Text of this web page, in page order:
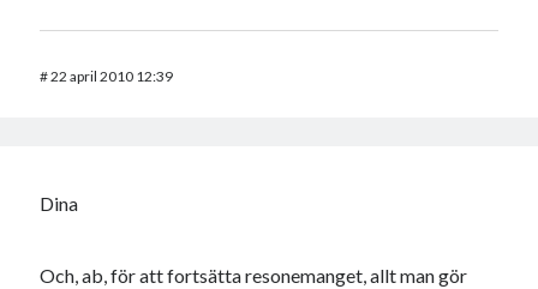
#22 april 2010 12:39
Dina
Och, ab, för att fortsätta resonemanget, allt man gör